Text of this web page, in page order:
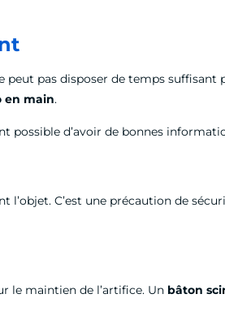
pas disposer de temps suffisant
en main.
possible d’avoir de bonnes
C’est une précaution de
le maintien de l’artifice. Un bâton